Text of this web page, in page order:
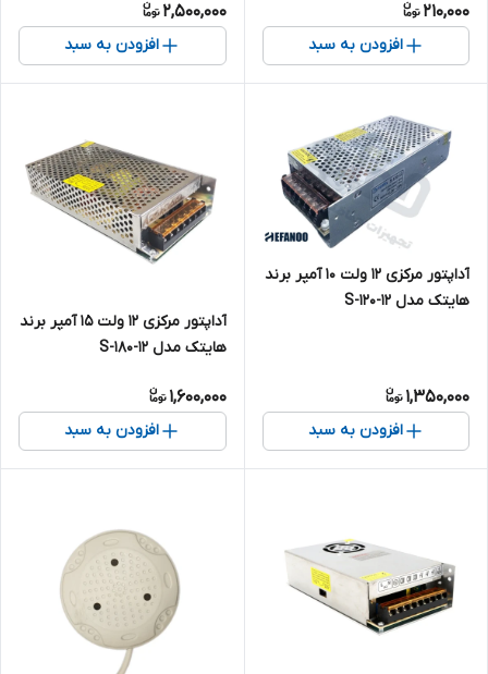
210,000
افزودن به سبد
2,500,000
افزودن به سبد
آداپتور مرکزی 12 ولت 10 آمپر برند
هایتک مدل 12-S-120
1,350,000
افزودن به سبد
آداپتور مرکزی 12 ولت 15 آمپر برند
هایتک مدل 12-S-180
1,600,000
افزودن به سبد